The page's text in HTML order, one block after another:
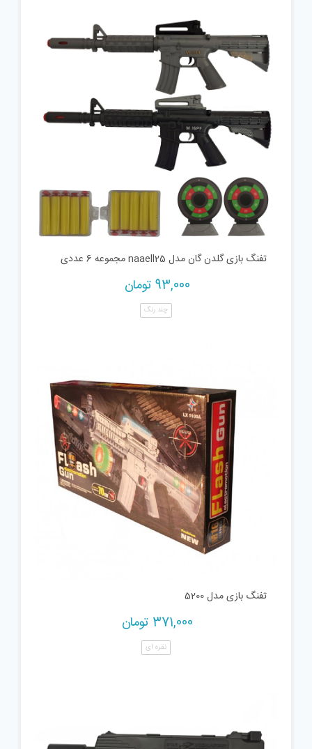
تفنگ بازی گلدن گان مدل naaell25 مجموعه 6 عددی
93,000 تومان
چند رنگ
تفنگ بازی مدل 5200
371,000 تومان
نقره ای